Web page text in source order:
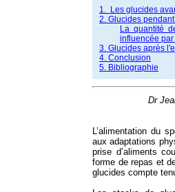
1. Les glucides
2. Glucides
La quantité
influencée
3. Glucides après
4. Conclusion
5. Bibliographie
Dr
L’alimentation du
aux adaptations
prise d’aliments
forme de repas et
glucides compte